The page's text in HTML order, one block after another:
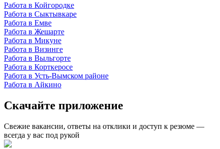
Работа в Койгородке
Работа в Сыктывкаре
Работа в Емве
Работа в Жешарте
Работа в Микуне
Работа в Визинге
Работа в Выльгорте
Работа в Корткеросе
Работа в Усть-Вымском районе
Работа в Айкино
Скачайте приложение
Свежие вакансии, ответы на отклики и доступ к резюме —
всегда у вас под рукой